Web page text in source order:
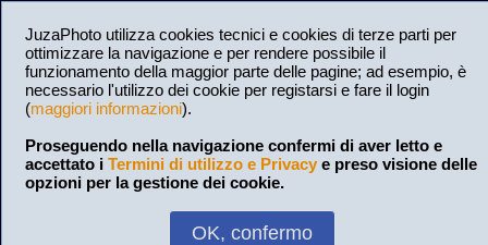
JuzaPhoto utilizza cookies tecnici e cookies di terze parti per
ottimizzare la navigazione e per rendere possibile il
funzionamento della maggior parte delle pagine; ad esempio, è
necessario l'utilizzo dei cookie per registarsi e fare il login
(maggiori informazioni).
Proseguendo nella navigazione confermi di aver letto e
accettato i Termini di utilizzo e Privacy e preso visione delle
opzioni per la gestione dei cookie.
OK, confermo